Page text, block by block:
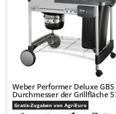
Rato
Reber
Redback
Resto Italia
Ribimex
Ritter
River Systems
Weber Performer Deluxe
Durchmesser der Grillfläche
Gratis-Zugaben von AgriEuro